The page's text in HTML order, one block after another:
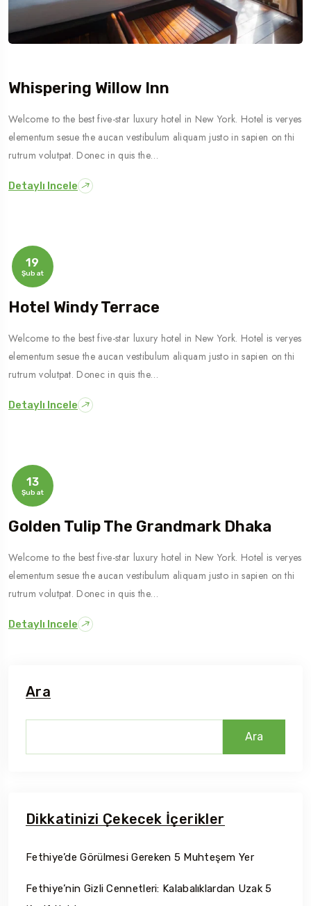
Whispering Willow Inn
Welcome to the best five-star luxury hotel in New York. Hotel is veryes
elementum sesue the aucan vestibulum aliquam justo in sapien on thi
rutrum volutpat. Donec in quis the…
Detaylı Incele
19
Şubat
Hotel Windy Terrace
Welcome to the best five-star luxury hotel in New York. Hotel is veryes
elementum sesue the aucan vestibulum aliquam justo in sapien on thi
rutrum volutpat. Donec in quis the…
Detaylı Incele
13
Şubat
Golden Tulip The Grandmark Dhaka
Welcome to the best five-star luxury hotel in New York. Hotel is veryes
elementum sesue the aucan vestibulum aliquam justo in sapien on thi
rutrum volutpat. Donec in quis the…
Detaylı Incele
Ara
Ara
Dikkatinizi Çekecek İçerikler
Fethiye’de Görülmesi Gereken 5 Muhteşem Yer
Fethiye’nin Gizli Cennetleri: Kalabalıklardan Uzak 5